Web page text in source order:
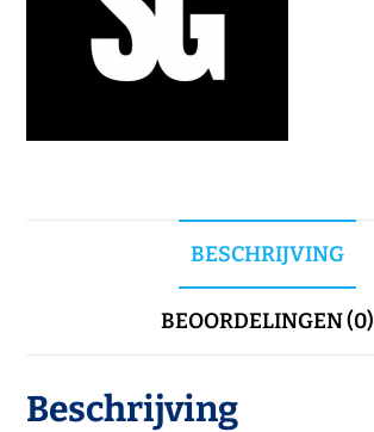
BESCHRIJVING
BEOORDELINGEN (0)
Beschrijving